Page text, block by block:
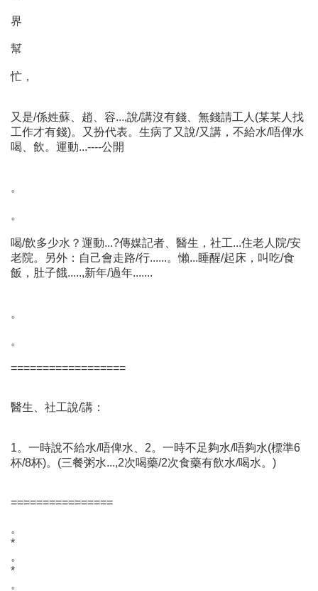
界
幫
忙，
又是/係姓蘇、趙、容...,說/講沒有錢、無錢請工人(某某人找
工作才有錢)。又扮代表。生病了又說/又講，不給水/唔俾水
喝、飲。運動...----公開
。
。
喝/飲多少水？運動...?傳媒記者、醫生，社工...住老人院/安
老院。另外：自己會走路/行......。懶...睡醒/起床，叫吃/食
飯，肚子餓.....,新年/過年.......
。
。
==================
醫生、社工說/講：
1。一時說不給水/唔俾水、2。一時不足夠水/唔夠水(標準6
杯/8杯)。(三餐粥水...,2次喝藥/2次食藥有飲水/喝水。)
================
。
*
。
*
。